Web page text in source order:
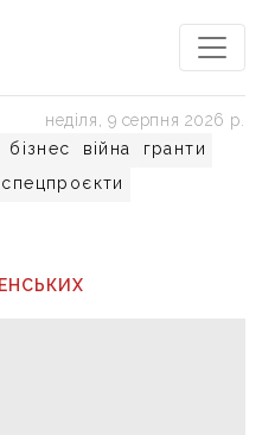
бізнес війна
гранти
спецпроєкти
неділя, 9 серпня 2026 р.